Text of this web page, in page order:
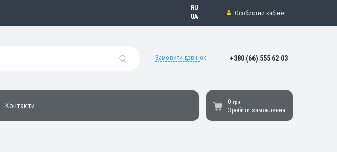
УкраїнськаОсобистий кабінет
Замовити дзвінок +380 (66) 555 62 03
Контакти
0 грн
Зробити замовлення